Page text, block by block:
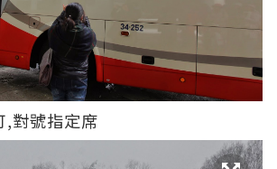
,對號指定席